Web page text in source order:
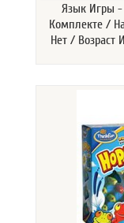
Язык Игры -
Комплекте /
Нет / Возраст